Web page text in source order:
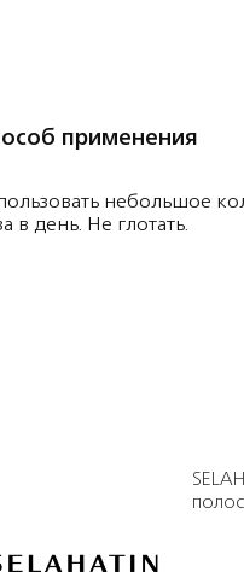
применения
небольшое
в день. Не глотать.